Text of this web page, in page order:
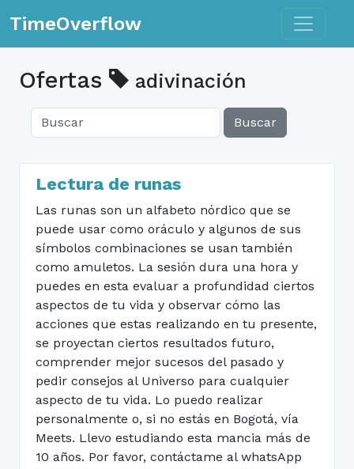
TimeOverflow Toggle
Ofertas adivinación
Buscar
Lectura de runas
Las runas son un alfabeto nórdico que se
puede usar como oráculo y algunos de sus
símbolos combinaciones se usan también
como amuletos. La sesión dura una hora y
puedes en esta evaluar a profundidad ciertos
aspectos de tu vida y observar cómo las
acciones que estas realizando en tu presente,
se proyectan ciertos resultados futuro,
comprender mejor sucesos del pasado y
pedir consejos al Universo para cualquier
aspecto de tu vida. Lo puedo realizar
personalmente o, si no estás en Bogotá, vía
Meets. Llevo estudiando esta mancia más de
10 años. Por favor, contáctame al whatsApp